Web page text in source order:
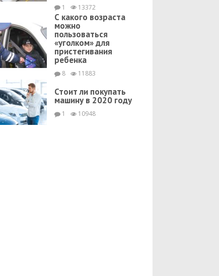
1 13372
С какого возраста
можно
пользоваться
«уголком» для
пристегивания
ребенка
8 11883
Стоит ли покупать
машину в 2020 году
1 10948